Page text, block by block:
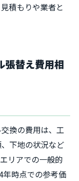
積もりや業者と
張替え費用相
換の費用は、工
下地の状況など
リアでの一般的
年時点での参考価